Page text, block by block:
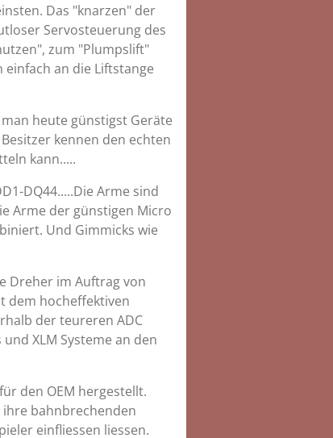
Das "knarzen" der
Servosteuerung des
zum "Plumpslift"
an die Liftstange
heute günstigst Geräte
kennen den echten
kann.....
DQ44.....Die Arme sind
Arme der günstigen Micro
Und Gimmicks wie
Dreher im Auftrag von
dem hocheffektiven
der teureren ADC
XLM Systeme an den
den OEM hergestellt.
bahnbrechenden
einfliessen liessen.